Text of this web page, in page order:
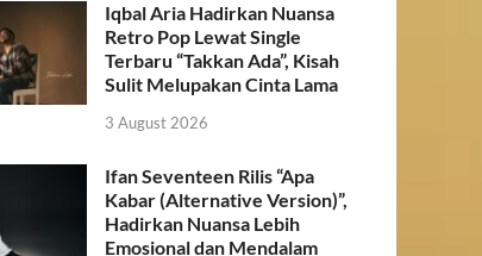
Iqbal Aria Hadirkan Nuansa
Retro Pop Lewat Single
Terbaru “Takkan Ada”, Kisah
Sulit Melupakan Cinta Lama
3 August 2026
Ifan Seventeen Rilis “Apa
Kabar (Alternative Version)”,
Hadirkan Nuansa Lebih
Emosional dan Mendalam